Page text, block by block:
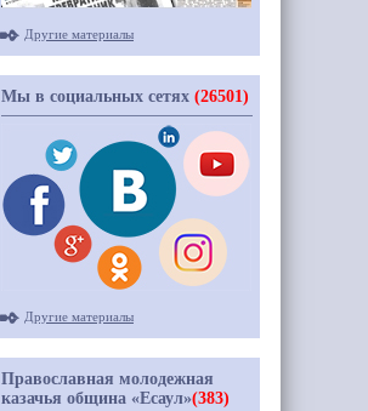
Другие материалы
Мы в социальных сетях (26501)
Другие материалы
Православная молодежная
казачья община «Есаул»(383)